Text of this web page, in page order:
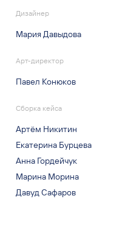
Дизайнер
Мария Давыдова
Арт-директор
Павел Конюков
Сборка кейса
Артём Никитин
Екатерина Бурцева
Анна Гордейчук
Марина Морина
Давуд Сафаров